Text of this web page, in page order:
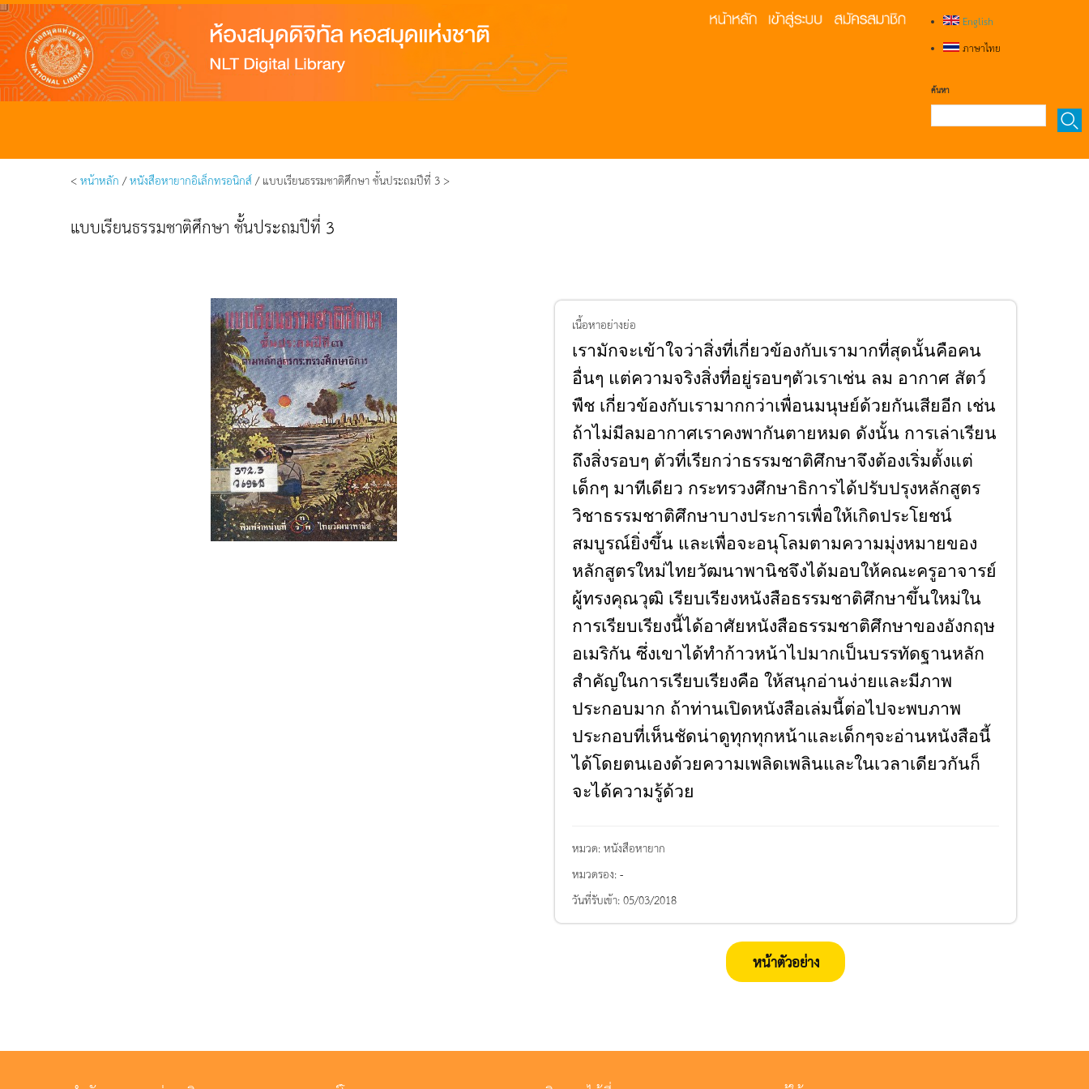
English
ภาษาไทย
ค้นหา
<หน้าหลัก /หนังสือหายากอิเล็กทรอนิกส์/ แบบเรียนธรรมชาติศึกษา ชั้นประถมปีที่ 3 >
แบบเรียนธรรมชาติศึกษา ชั้นประถมปีที่ 3
เนื้อหาอย่างย่อ
เรามักจะเข้าใจว่าสิ่งที่เกี่ยวข้องกับเรามากที่สุดนั้นคือคน
อื่นๆ แต่ความจริงสิ่งที่อยู่รอบๆตัวเราเช่น ลม อากาศ สัตว์
พืช เกี่ยวข้องกับเรามากกว่าเพื่อนมนุษย์ด้วยกันเสียอีก เช่น
ถ้าไม่มีลมอากาศเราคงพากันตายหมด ดังนั้น การเล่าเรียน
ถึงสิ่งรอบๆ ตัวที่เรียกว่าธรรมชาติศึกษาจึงต้องเริ่มตั้งแต่
เด็กๆ มาทีเดียว กระทรวงศึกษาธิการได้ปรับปรุงหลักสูตร
วิชาธรรมชาติศึกษาบางประการเพื่อให้เกิดประโยชน์
สมบูรณ์ยิ่งขึ้น และเพื่อจะอนุโลมตามความมุ่งหมายของ
หลักสูตรใหม่ไทยวัฒนาพานิชจึงได้มอบให้คณะครูอาจารย์
ผู้ทรงคุณวุฒิ เรียบเรียงหนังสือธรรมชาติศึกษาขึ้นใหม่ใน
การเรียบเรียงนี้ได้อาศัยหนังสือธรรมชาติศึกษาของอังกฤษ
อเมริกัน ซึ่งเขาได้ทำก้าวหน้าไปมากเป็นบรรทัดฐานหลัก
สำคัญในการเรียบเรียงคือ ให้สนุกอ่านง่ายและมีภาพ
ประกอบมาก ถ้าท่านเปิดหนังสือเล่มนี้ต่อไปจะพบภาพ
ประกอบที่เห็นชัดน่าดูทุกทุกหน้าและเด็กๆจะอ่านหนังสือนี้
ได้โดยตนเองด้วยความเพลิดเพลินและในเวลาเดียวกันก็
จะได้ความรู้ด้วย
หมวด:หนังสือหายาก
หมวดรอง:-
วันที่รับเข้า:05/03/2018
หน้าตัวอย่าง